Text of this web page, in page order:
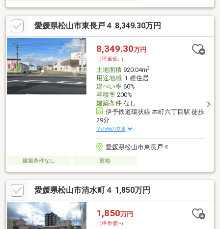
愛媛県松山市東長戸４ 8,349.30万円
8,349.30万円
（坪単価:-）
土地面積920.04m2
用途地域１種住居
建ぺい率60%
容積率200%
建築条件なし
伊予鉄道環状線 本町六丁目駅 徒歩
29分
その他の交通
愛媛県松山市東長戸４
建築条件なし 更地
愛媛県松山市清水町４ 1,850万円
1,850万円
（坪単価:-）